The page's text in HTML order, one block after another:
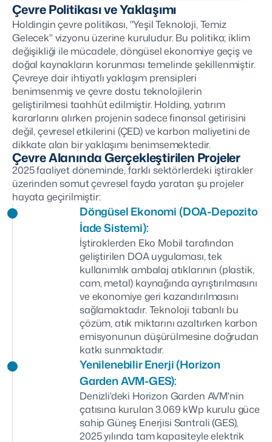
Çevre Politikası ve Yaklaşımı
Holdingin çevre politikası, "Yeşil Teknoloji, Temiz
Gelecek" vizyonu üzerine kuruludur. Bu politika; iklim
değişikliği ile mücadele, döngüsel ekonomiye geçiş ve
doğal kaynakların korunması temelinde şekillenmiştir.
Çevreye dair ihtiyatlı yaklaşım prensipleri
benimsenmiş ve çevre dostu teknolojilerin
geliştirilmesi taahhüt edilmiştir. Holding, yatırım
kararlarını alırken projenin sadece finansal getirisini
değil, çevresel etkilerini (ÇED) ve karbon maliyetini de
dikkate alan bir yaklaşımı benimsemektedir.
Çevre Alanında Gerçekleştirilen Projeler
2025 faaliyet döneminde, farklı sektörlerdeki iştirakler
üzerinden somut çevresel fayda yaratan şu projeler
hayata geçirilmiştir:
Döngüsel Ekonomi (DOA-Depozito
İade Sistemi):
İştiraklerden Eko Mobil tarafından
geliştirilen DOA uygulaması, tek
kullanımlık ambalaj atıklarının (plastik,
cam, metal) kaynağında ayrıştırılmasını
ve ekonomiye geri kazandırılmasını
sağlamaktadır. Teknoloji tabanlı bu
çözüm, atık miktarını azaltırken karbon
emisyonunun düşürülmesine doğrudan
katkı sunmaktadır.
Yenilenebilir Enerji (Horizon
Garden AVM-GES):
Denizli'deki Horizon Garden AVM'nin
çatısına kurulan 3.069 kWp kurulu güce
sahip Güneş Enerjisi Santrali (GES),
2025 yılında tam kapasiteyle elektrik